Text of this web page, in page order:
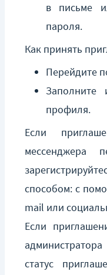
в письме
пароля.
Как принять
Перейдите
Заполните
профиля.
Если
мессенджера
способом: с
mail или
Если
статус